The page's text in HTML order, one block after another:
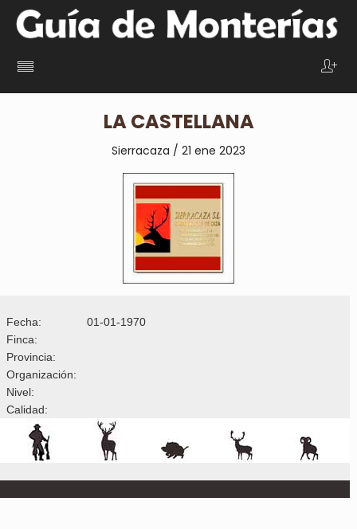
LA CASTELLANA
Sierracaza / 21 ene 2023
Fecha:
01-01-1970
Finca:
Provincia:
Organización:
Nivel:
Calidad: